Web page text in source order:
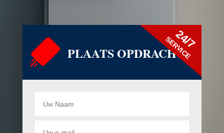
PLAATS OPDRACHT
24/7
SERVICE